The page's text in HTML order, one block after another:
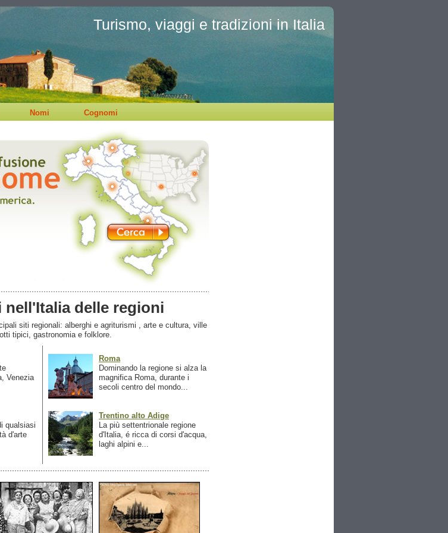
Turismo, viaggi e tradizioni in Italia
Nomi Cognomi
nell'Italia delle regioni
siti regionali: alberghi e agriturismi , arte e cultura, ville
tipici, gastronomia e folklore.
Venezia
qualsiasi
d'arte
Roma
Dominando la regione si alza la
magnifica Roma, durante i
secoli centro del mondo...
Trentino alto Adige
La più settentrionale regione
d'Italia, é ricca di corsi d'acqua,
laghi alpini e...